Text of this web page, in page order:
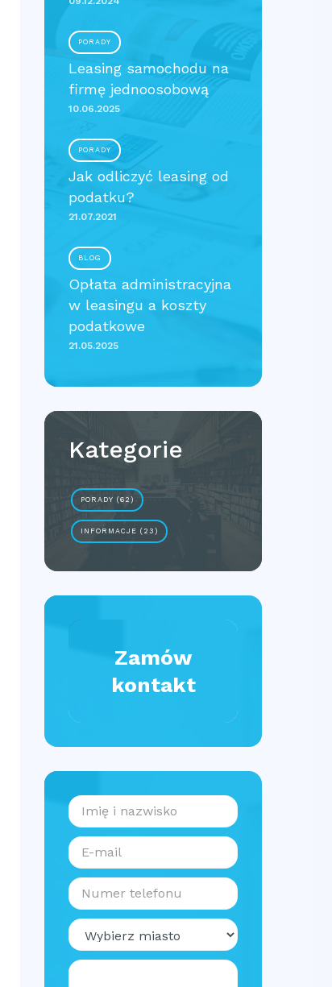
PORADY
Leasing samochodu na
firmę jednoosobową
10.06.2025
PORADY
Jak odliczyć leasing od
podatku?
21.07.2021
BLOG
Opłata administracyjna
w leasingu a koszty
podatkowe
21.05.2025
Kategorie
PORADY (62)
INFORMACJE (23)
Zamów
kontakt